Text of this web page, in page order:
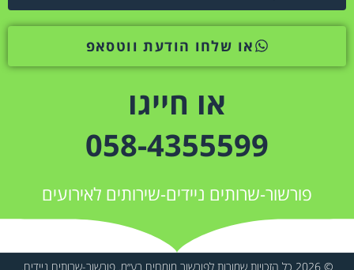
או שלחו הודעת ווטסאפ
או חייגו
058-4355599
פורשור-שרותים ניידים-שירותים לאירועים
© 2026 כל הזכויות שמורות לפורשור מומחים בע״מ. פורשור-שרותים ניידים.